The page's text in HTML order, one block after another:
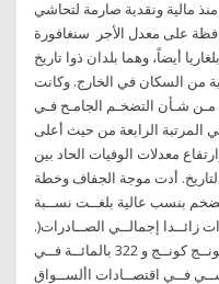
مالية ونقدية صارمة لتحاشي
على معدل الأجر ﺳﻨﻐﺎﻓﻮرة
وﻟﻠﺒﺮﺗﻐﺎل وﺑﻠﻐﺎرﻳﺎ أﻳﻀﺎً، وﻫﻤﺎ ﺑﻠﺪان ذوا ﺗﺎرﻳﺦ
ﻣﻦ اﻟﺴﻜﺎن ﻓﻲ اﻟﺨﺎرج. وﻛﺎﻧﺖ
إﻟـﻰ أن ﻣـﻦ ﺷـﺄن اﻟﺘﻀﺨـﻢ اﻟﺠﺎﻣـﺢ ﻓـﻲ
المرتبة الرابعة من حيث أعلى
معدلات الوفيات الحاد بين
أدت موجة الجفاف وخطة
بنسب عالية بلغــت نســبة
زائــدا إجمالــي الصــادرات(.
إلـى الناتـج المحلـي 375 بالمائــة فــي هونــج كونــج و 322 بالمائــة فــي
فــي اقتصــادات األســواق